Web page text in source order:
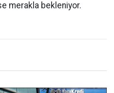
merakla bekleniyor.